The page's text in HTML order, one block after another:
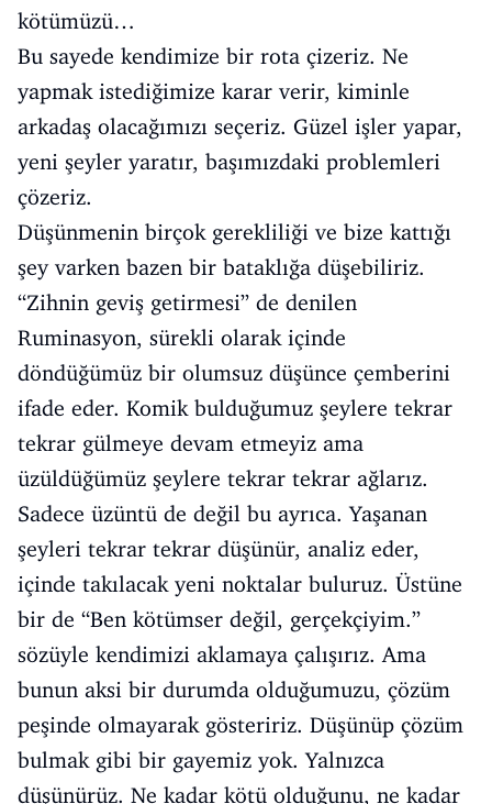
kötümüzü…
Bu sayede kendimize bir rota çizeriz. Ne
yapmak istediğimize karar verir, kiminle
arkadaş olacağımızı seçeriz. Güzel işler yapar,
yeni şeyler yaratır, başımızdaki problemleri
çözeriz.
Düşünmenin birçok gerekliliği ve bize kattığı
şey varken bazen bir bataklığa düşebiliriz.
“Zihnin geviş getirmesi” de denilen
Ruminasyon, sürekli olarak içinde
döndüğümüz bir olumsuz düşünce çemberini
ifade eder. Komik bulduğumuz şeylere tekrar
tekrar gülmeye devam etmeyiz ama
üzüldüğümüz şeylere tekrar tekrar ağlarız.
Sadece üzüntü de değil bu ayrıca. Yaşanan
şeyleri tekrar tekrar düşünür, analiz eder,
içinde takılacak yeni noktalar buluruz. Üstüne
bir de “Ben kötümser değil, gerçekçiyim.”
sözüyle kendimizi aklamaya çalışırız. Ama
bunun aksi bir durumda olduğumuzu, çözüm
peşinde olmayarak gösteririz. Düşünüp çözüm
bulmak gibi bir gayemiz yok. Yalnızca
düşünürüz. Ne kadar kötü olduğunu, ne kadar